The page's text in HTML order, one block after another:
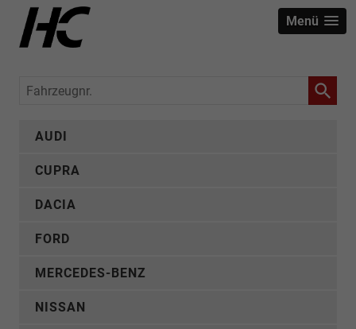
Menü
Fahrzeugnr.
AUDI
CUPRA
DACIA
FORD
MERCEDES-BENZ
NISSAN